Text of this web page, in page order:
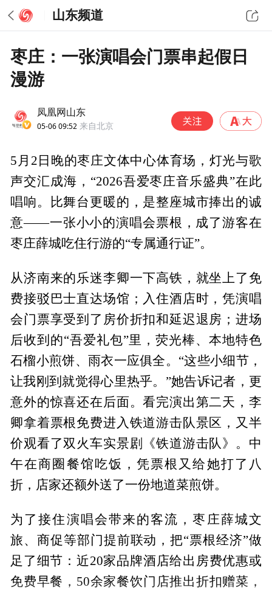
山东频道
枣庄：一张演唱会门票串起假日
漫游
凤凰网山东
05-06 09:52 来自北京
5月2日晚的枣庄文体中心体育场，灯光与歌
声交汇成海，“2026吾爱枣庄音乐盛典”在此
唱响。比舞台更暖的，是整座城市捧出的诚
意——一张小小的演唱会票根，成了游客在
枣庄薛城吃住行游的“专属通行证”。
从济南来的乐迷李卿一下高铁，就坐上了免
费接驳巴士直达场馆；入住酒店时，凭演唱
会门票享受到了房价折扣和延迟退房；进场
后收到的“吾爱礼包”里，荧光棒、本地特色
石榴小煎饼、雨衣一应俱全。“这些小细节，
让我刚到就觉得心里热乎。”她告诉记者，更
意外的惊喜还在后面。看完演出第二天，李
卿拿着票根免费进入铁道游击队景区，又半
价观看了双火车实景剧《铁道游击队》。中
午在商圈餐馆吃饭，凭票根又给她打了八
折，店家还额外送了一份地道菜煎饼。
为了接住演唱会带来的客流，枣庄薛城文
旅、商促等部门提前联动，把“票根经济”做
足了细节：近20家品牌酒店给出房费优惠或
免费早餐，50余家餐饮门店推出折扣赠菜，